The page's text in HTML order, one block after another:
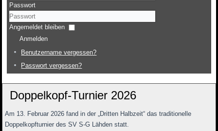
Passwort
Angemeldet bleiben
Anmelden
Benutzername vergessen?
Passwort vergessen?
Doppelkopf-Turnier 2026
Am 13. Februar 2026 fand in der „Dritten Halbzeit“ das traditionelle
Doppelkopfturnier des SV S-G Lähden statt.